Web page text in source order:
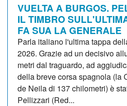
VUELTA A BURGOS.
IL TIMBRO
FA SUA LA GENERALE
Parla italiano l'ultima tappa
2026. Grazie ad un decisivo
metri dal traguardo, ad
della breve corsa spagnola (la
de Neila di 137 chilometri) è
Pellizzari (Red...